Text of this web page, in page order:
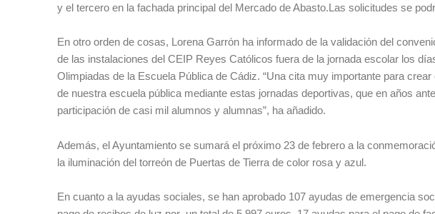
y el tercero en la fachada principal del Mercado de Abasto.Las solicitudes se
En otro orden de cosas, Lorena Garrón ha informado de la validación del
de las instalaciones del CEIP Reyes Católicos fuera de la jornada escolar los
Olimpiadas de la Escuela Pública de Cádiz. “Una cita muy importante para
de nuestra escuela pública mediante estas jornadas deportivas, que en años
participación de casi mil alumnos y alumnas”, ha añadido.
Además, el Ayuntamiento se sumará el próximo 23 de febrero a la
la iluminación del torreón de Puertas de Tierra de color rosa y azul.
En cuanto a la ayudas sociales, se han aprobado 107 ayudas de emergencia